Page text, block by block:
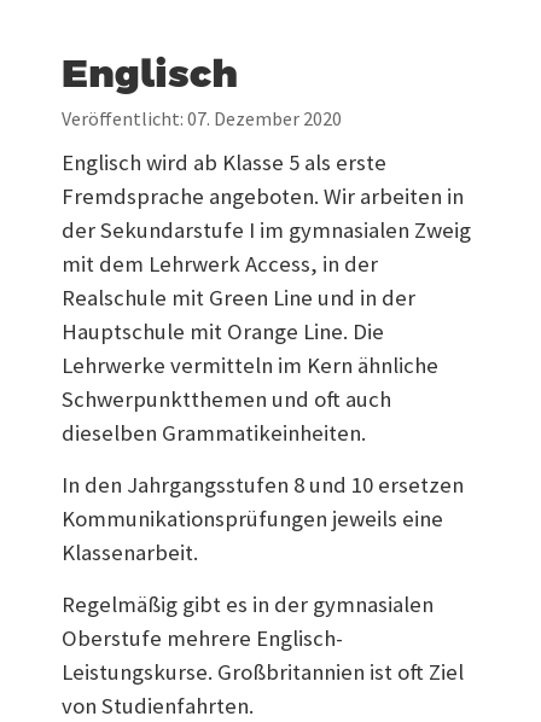
Englisch
Veröffentlicht: 07. Dezember 2020
Englisch wird ab Klasse 5 als erste
Fremdsprache angeboten. Wir arbeiten in
der Sekundarstufe I im gymnasialen Zweig
mit dem Lehrwerk Access, in der
Realschule mit Green Line und in der
Hauptschule mit Orange Line. Die
Lehrwerke vermitteln im Kern ähnliche
Schwerpunktthemen und oft auch
dieselben Grammatikeinheiten.
In den Jahrgangsstufen 8 und 10 ersetzen
Kommunikationsprüfungen jeweils eine
Klassenarbeit.
Regelmäßig gibt es in der gymnasialen
Oberstufe mehrere Englisch-
Leistungskurse. Großbritannien ist oft Ziel
von Studienfahrten.